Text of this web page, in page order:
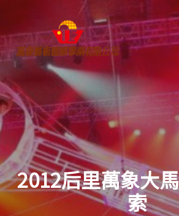
2012后里萬象大
索